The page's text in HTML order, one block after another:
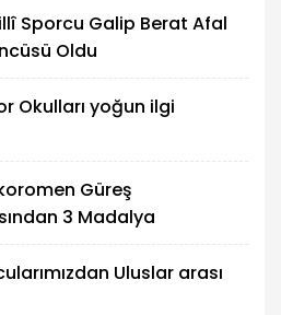
Sporcu Galip Berat Afal
Oldu
Okulları yoğun ilgi
Güreş
3 Madalya
Uluslar arası